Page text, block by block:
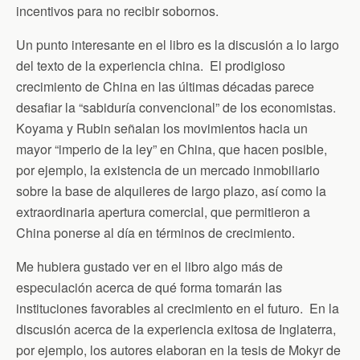
incentivos para no recibir sobornos.
Un punto interesante en el libro es la discusión a lo largo
del texto de la experiencia china. El prodigioso
crecimiento de China en las últimas décadas parece
desafiar la “sabiduría convencional” de los economistas.
Koyama y Rubin señalan los movimientos hacia un
mayor “imperio de la ley” en China, que hacen posible,
por ejemplo, la existencia de un mercado inmobiliario
sobre la base de alquileres de largo plazo, así como la
extraordinaria apertura comercial, que permitieron a
China ponerse al día en términos de crecimiento.
Me hubiera gustado ver en el libro algo más de
especulación acerca de qué forma tomarán las
instituciones favorables al crecimiento en el futuro. En la
discusión acerca de la experiencia exitosa de Inglaterra,
por ejemplo, los autores elaboran en la tesis de Mokyr de